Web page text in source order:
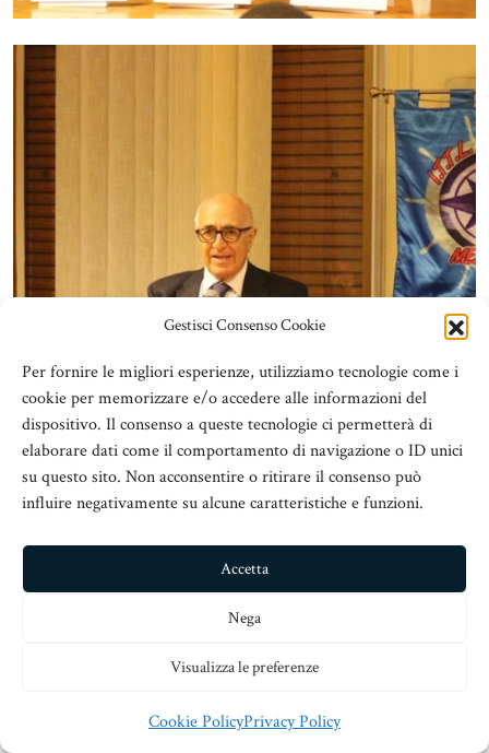
Gestisci Consenso Cookie
Per fornire le migliori esperienze, utilizziamo tecnologie come i
cookie per memorizzare e/o accedere alle informazioni del
dispositivo. Il consenso a queste tecnologie ci permetterà di
elaborare dati come il comportamento di navigazione o ID unici
su questo sito. Non acconsentire o ritirare il consenso può
influire negativamente su alcune caratteristiche e funzioni.
Accetta
Nega
Visualizza le preferenze
Cookie PolicyPrivacy Policy